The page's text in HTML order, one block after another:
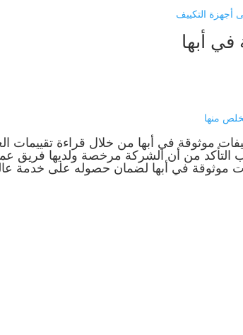
التكييف
أبها
منها
في أبها من خلال قراءة تقييمات
التأكد من أن الشركة مرخصة ولديها
في أبها لضمان حصوله على خدمة